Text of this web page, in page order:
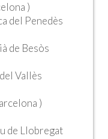
)
del Penedès
de Besòs
Vallès
)
de Llobregat